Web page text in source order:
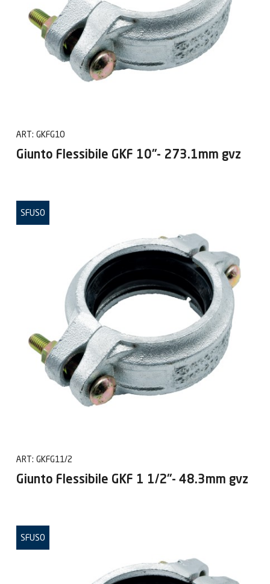
ART: GKFG10
Giunto Flessibile GKF 10"- 273.1mm gvz
ART: GKFG11/2
Giunto Flessibile GKF 1 1/2"- 48.3mm gvz
SFUSO
SFUSO